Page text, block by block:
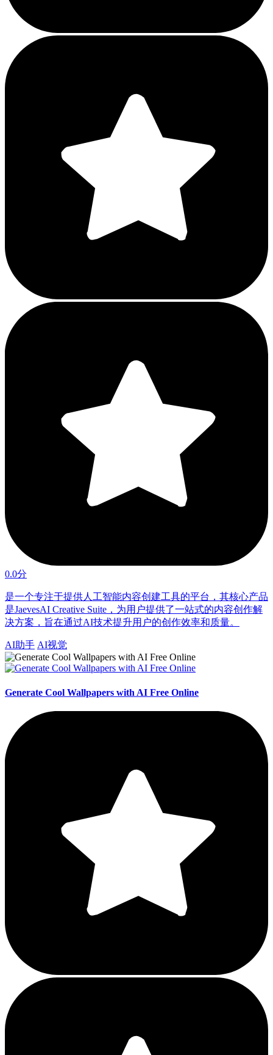
0.0分
是一个专注于提供人工智能内容创建工具的平台，其核心产品
是JaevesAI Creative Suite，为用户提供了一站式的内容创作解
决方案，旨在通过AI技术提升用户的创作效率和质量。
AI助手 AI视觉
Generate Cool Wallpapers with AI Free Online